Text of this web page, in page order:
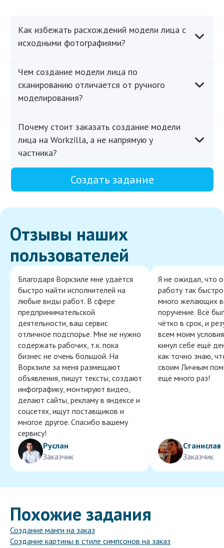
Как избежать расхождений модели лица с
исходными фотографиями?
Чем создание модели лица по
сканированию отличается от ручного
моделирования?
Почему стоит заказать создание модели
лица на Workzilla, а не напрямую у
частника?
Создать задание
Отзывы наших
пользователей
Благодаря Воркзиле мне удаётся
быстро найти исполнителей на
любые виды работ. В сфере
предпринимательской
деятельности, ваш сервис
отличное подспорье. Мне не нужно
содержать рабочих, т.к. пока
бизнес не очень большой. На
Воркзиле за меня размещают
объявления, пишут тексты, создают
инфографику, монтируют видео,
делают сайты, рекламу в яндексе и
соцсетях, ищут поставщиков и
многое другое. Спасибо вашему
сервису!
Руслан
Заказчик
Я не ожидал, что
работу так
много желающих
поручение. Всё
чётко в срок, и
всем моим
кинул себе ещё
как точно знаю,
своим Личным
ещё много раз!
Станислав
Заказчик
Похожие задания
Создание манги на заказ
Создание картины в стиле симпсонов на заказ